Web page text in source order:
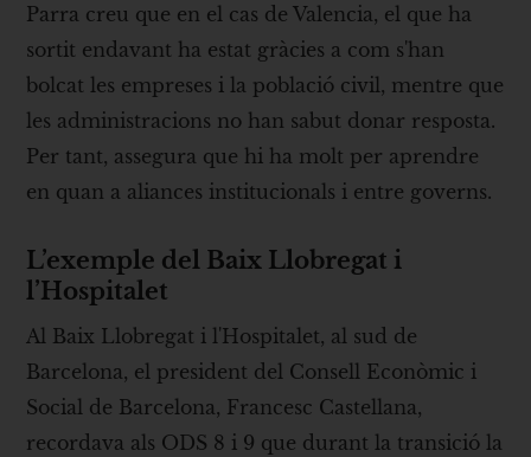
Parra creu que en el cas de Valencia, el que ha
sortit endavant ha estat gràcies a com s'han
bolcat les empreses i la població civil, mentre que
les administracions no han sabut donar resposta.
Per tant, assegura que hi ha molt per aprendre
en quan a aliances institucionals i entre governs.
L’exemple del Baix Llobregat i
l’Hospitalet
Al Baix Llobregat i l'Hospitalet, al sud de
Barcelona, el president del Consell Econòmic i
Social de Barcelona, Francesc Castellana,
recordava als ODS 8 i 9 que durant la transició la